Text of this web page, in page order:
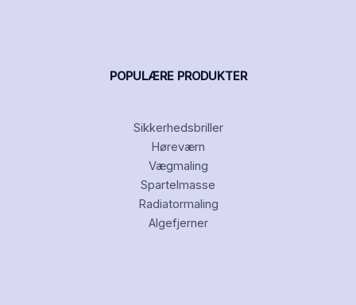
POPULÆRE PRODUKTER
Sikkerhedsbriller
Høreværn
Vægmaling
Spartelmasse
Radiatormaling
Algefjerner